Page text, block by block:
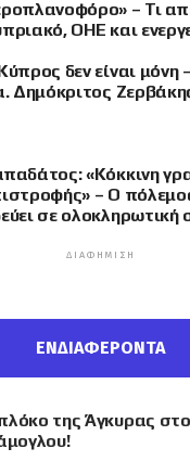
– Τι
ΟΗΕ και
δεν είναι μόνη
Δημόκριτος
«Κόκκινη
– Ο
σε ολοκληρωτική
ΔΙΑΦΉΜΙΣΗ
ΕΝΔΙΑΦΕΡΟΝΤΑ
της Άγκυρας